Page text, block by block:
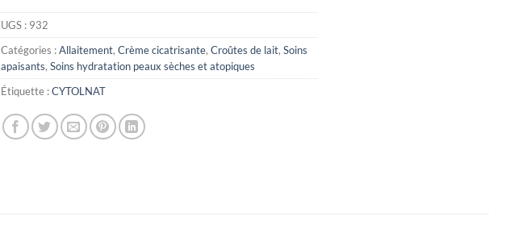
UGS : 932
Catégories :Allaitement, Crème cicatrisante, Croûtes de lait, Soins
apaisants, Soins hydratation peaux sèches et atopiques
Étiquette :CYTOLNAT